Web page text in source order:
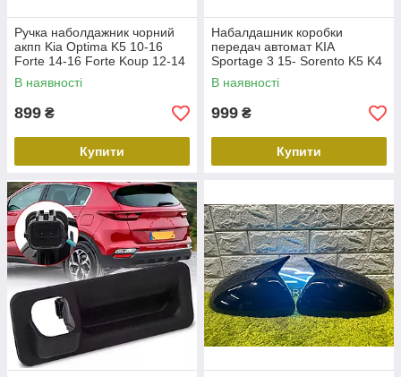
Ручка наболдажник чорний
акпп Kia Optima K5 10-16
Forte 14-16 Forte Koup 12-14
Soul 12-13 Ручка
перемикання передач акпп
В наявності
899 ₴
Купити
Набалдашник коробки
передач автомат KIA
Sportage 3 15- Sorento K5 K4
K3 K7 Soul 2 Ceed Optima Rio
12- Ручка акпп Кіа Спортейдж
В наявності
999 ₴
Купити